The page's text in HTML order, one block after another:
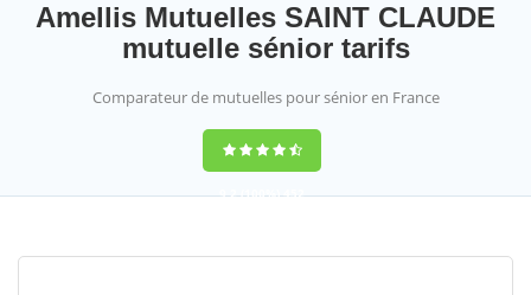
Amellis Mutuelles SAINT CLAUDE
mutuelle sénior tarifs
Comparateur de mutuelles pour sénior en France
9,2(100%)452